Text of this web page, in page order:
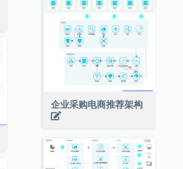
企业采购电商推荐架构